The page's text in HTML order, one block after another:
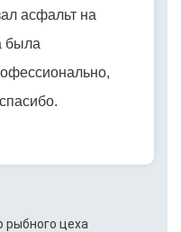
асфальт на
была
рыбного цеха